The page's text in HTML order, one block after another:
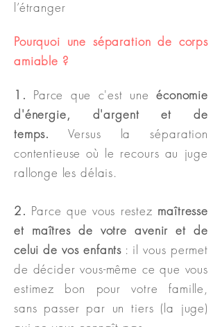
l’étranger
Pourquoi une séparation de corps
amiable ?
1. Parce que c'est uneéconomie
d'énergie, d'argent et de
temps.
Versus la séparation
contentieuse où le recours au juge
rallonge les délais.
2. Parce que vous restez maîtresse
et maîtres de votre avenir et de
celui de vos enfants : il vous permet
de décider vous-même ce que vous
estimez bon pour votre famille,
sans passer par un tiers (la juge)